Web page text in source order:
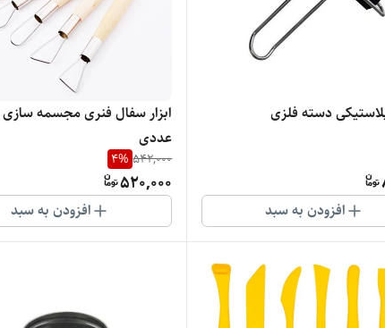
دسته فلزی
افزودن به سبد
عددی
542,000
4%
520,000
افزودن به سبد